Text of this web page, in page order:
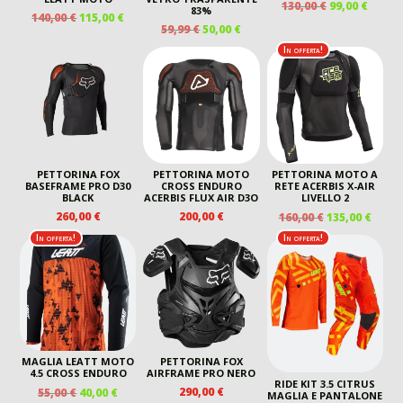
140,00€IL
ERA:
140,00 €.
115,00€IL
PREZZO
ATTUALE
115,00 €.
83%
59,99€IL
PREZZO
ORIGINALE
ERA:
59,99 €.
50,00€IL
PREZZO
ATTUALE
È:
50,00 €.
130,00€ IL
ERA:
130,00 €.
99,00€IL
È:
PETTORINA FOX
BASEFRAME PRO D30
BLACK
260,00€
PETTORINA MOTO
CROSS ENDURO
ACERBIS FLUX AIR D3O
200,00€
In offerta!
PETTORINA MOTO A
RETE ACERBIS X-AIR
LIVELLO 2
160,00€ IL
PREZZO
ORIGINALE
ERA:
160,00 €.
135,00€IL
In offerta!
MAGLIA LEATT MOTO
4.5 CROSS ENDURO
55,00€ IL
40,00€IL
PETTORINA FOX
AIRFRAME PRO NERO
290,00€
In offerta!
RIDE KIT 3.5 CITRUS
MAGLIA E PANTALONE